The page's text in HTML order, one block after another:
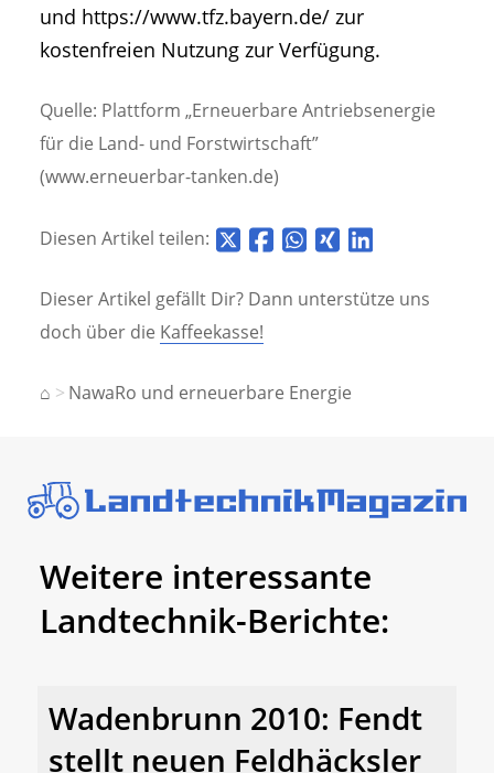
und https://www.tfz.bayern.de/ zur
kostenfreien Nutzung zur Verfügung.
Quelle: Plattform „Erneuerbare Antriebsenergie
für die Land- und Forstwirtschaft”
(www.erneuerbar-tanken.de)
Diesen Artikel teilen:
Dieser Artikel gefällt Dir? Dann unterstütze uns
doch über die Kaffeekasse!
⌂ NawaRo und erneuerbare Energie
Weitere interessante
Landtechnik-Berichte:
Wadenbrunn 2010: Fendt
stellt neuen Feldhäcksler